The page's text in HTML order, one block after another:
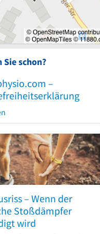
Sie schon?
–
– Wenn der
Stoßdämpfer
wird